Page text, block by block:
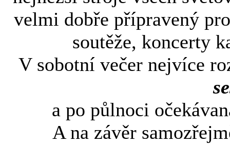
velmi dobře přípravený
soutěže, koncerty
V sobotní večer nejvíce
a po půlnoci
A na závěr